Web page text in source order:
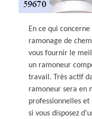
En ce qui
ramonage de
vous fournir le
un ramoneur
travail. Très actif
ramoneur sera en
professionnelles et
si vous disposez